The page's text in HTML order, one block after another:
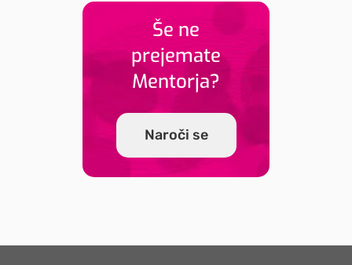
Še ne
prejemate
Mentorja?
Naroči se